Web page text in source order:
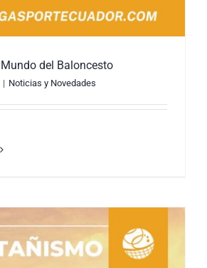
del Mundo del Baloncesto
del Baloncesto
| Noticias y Novedades